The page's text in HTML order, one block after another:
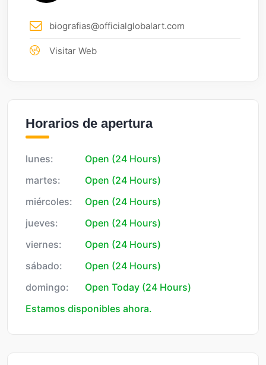
biografias@officialglobalart.com
Visitar Web
Horarios de apertura
lunes:
Open (24 Hours)
martes:
Open (24 Hours)
miércoles:
Open (24 Hours)
jueves:
Open (24 Hours)
viernes:
Open (24 Hours)
sábado:
Open (24 Hours)
domingo:
Open Today (24 Hours)
Estamos disponibles ahora.